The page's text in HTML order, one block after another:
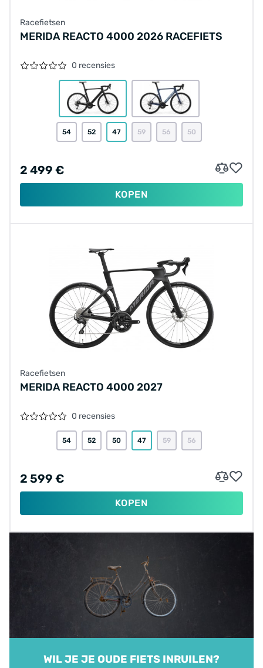
Racefietsen
MERIDA REACTO 4000 2026 RACEFIETS
0 recensies
54 52 47 59 56 50
2 499 €
KOPEN
Racefietsen
MERIDA REACTO 4000 2027
0 recensies
54 52 50 47 59 56
2 599 €
KOPEN
WIL JE JE OUDE FIETS INRUILEN?